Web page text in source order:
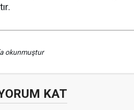
okunmuştur
KAT